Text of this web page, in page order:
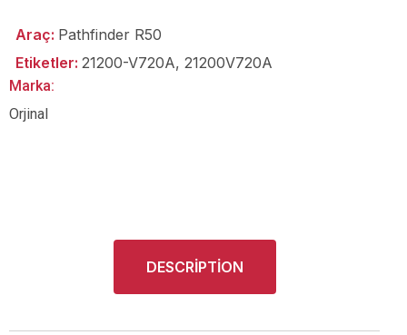
Araç: Pathfinder R50
Etiketler: 21200-V720A, 21200V720A
Marka:
Orjinal
DESCRIPTION